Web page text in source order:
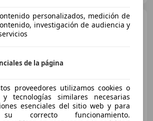
Audi RS6 Avant TFSI quattro
Tiptronic 441kW
Buen
km Gasolina 441 kW (600 CV)
personalizados, medición de
investigación de audiencia y
de la página
proveedores utilizamos cookies o
y tecnologías similares necesarias
esenciales del sitio web y para
correcto funcionamiento.